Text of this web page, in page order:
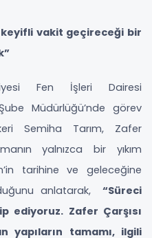
keyifli vakit geçireceği bir
Fen İşleri Dairesi
Müdürlüğü’nde görev
Semiha Tarım, Zafer
yalnızca bir yıkım
tarihine ve geleceğine
anlatarak,“Süreci
ediyoruz. Zafer Çarşısı
yapıların tamamı, ilgili